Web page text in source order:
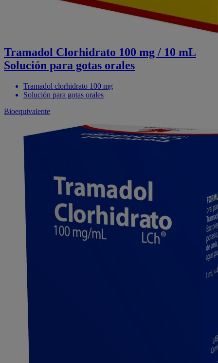
Tramadol Clorhidrato 100 mg / 10 mL
Solución para gotas orales
Tramadol clorhidrato 100 mg
Solución para gotas orales
Bioequivalente